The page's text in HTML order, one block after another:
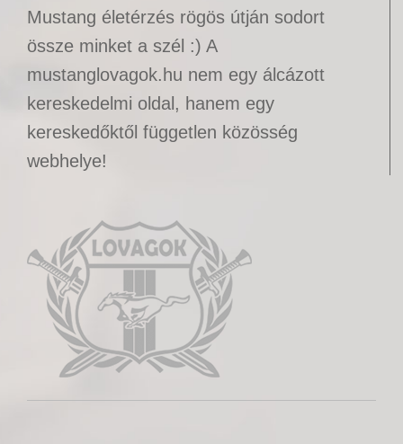
Mustang életérzés rögös útján sodort
össze minket a szél :) A
mustanglovagok.hu nem egy álcázott
kereskedelmi oldal, hanem egy
kereskedőktől független közösség
webhelye!